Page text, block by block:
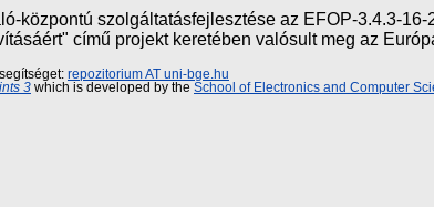
központú szolgáltatásfejlesztése az EFOP-3.4.3-
című projekt keretében valósult meg az
repozitorium AT uni-bge.hu
3 which is developed by the School of Electronics and Computer